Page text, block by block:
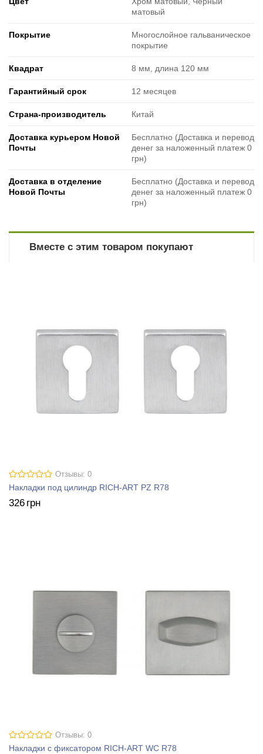
матовый
Покрытие
Многослойное гальваническое
покрытие
Квадрат 8 мм, длина 120 мм
Гарантийный срок 12 месяцев
Страна-производитель Китай
Доставка курьером Новой
Почты
Бесплатно (Доставка и перевод
денег за наложенный платеж 0
грн)
Доставка в отделение
Новой Почты
Бесплатно (Доставка и перевод
денег за наложенный платеж 0
грн)
Вместе с этим товаром покупают
Отзывы: 0
Накладки под цилиндр RICH-ART PZ R78
326 грн
Отзывы: 0
Накладки с фиксатором RICH-ART WC R78